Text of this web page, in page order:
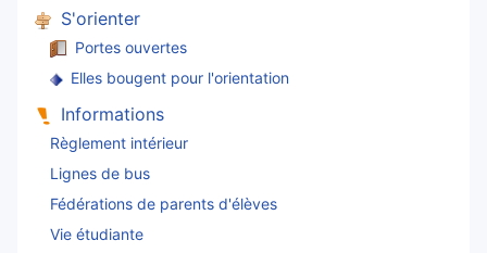
S'orienter
Portes ouvertes
Elles bougent pour l'orientation
Informations
Règlement intérieur
Lignes de bus
Fédérations de parents d'élèves
Vie étudiante